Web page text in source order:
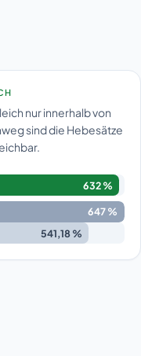
nur innerhalb von
sind die Hebesätze
632 %
647 %
541,18 %